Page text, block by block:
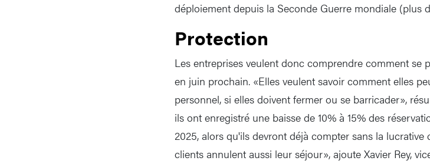
déploiement depuis la Seconde Guerre mondiale (plus
Protection
Les entreprises veulent donc comprendre comment se
en juin prochain. «Elles veulent savoir comment elles
personnel, si elles doivent fermer ou se barricader»,
ils ont enregistré une baisse de 10% à 15% des
2025, alors qu'ils devront déjà compter sans la
clients annulent aussi leur séjour», ajoute Xavier Rey,